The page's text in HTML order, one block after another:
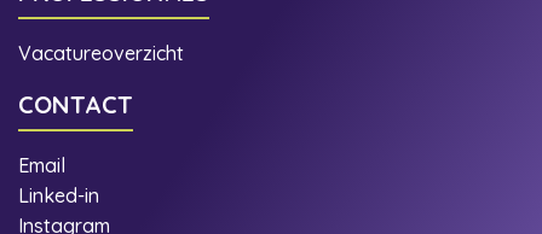
Vacatureoverzicht
CONTACT
Email
Linked-in
Instagram